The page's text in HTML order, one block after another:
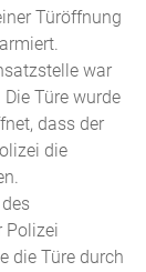
Türöffnung
war
Türe wurde
dass der
die
Polizei
die Türe durch